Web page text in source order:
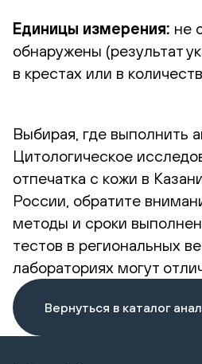
Единицы измерения: не
обнаружены (результат
в крестах или в
Выбирая, где выполнить
Цитологическое
отпечатка с кожи в
России, обратите
методы и сроки
тестов в региональных
лабораториях могут
Вернуться в каталог